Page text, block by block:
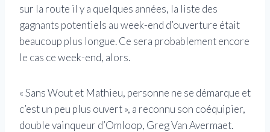
sur la route il y a quelques années, la liste des
gagnants potentiels au week-end d’ouverture était
beaucoup plus longue. Ce sera probablement encore
le cas ce week-end, alors.
« Sans Wout et Mathieu, personne ne se démarque et
c’est un peu plus ouvert », a reconnu son coéquipier,
double vainqueur d’Omloop, Greg Van Avermaet.